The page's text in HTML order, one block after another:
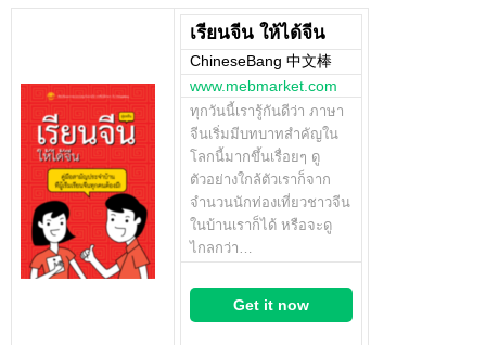
เรียนจีน ให้ได้จีน
ChineseBang 中文棒
www.mebmarket.com
ทุกวันนี้เรารู้กันดีว่า ภาษา
จีนเริ่มมีบทบาทสำคัญใน
โลกนี้มากขึ้นเรื่อยๆ ดู
ตัวอย่างใกล้ตัวเราก็จาก
จำนวนนักท่องเที่ยวชาวจีน
ในบ้านเราก็ได้ หรือจะดู
ไกลกว่า…
Get it now